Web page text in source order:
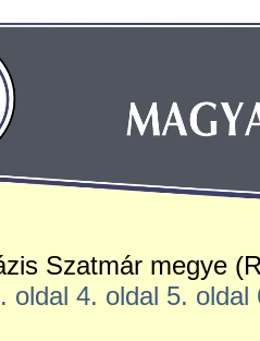
Szatmár megye
oldal 4. oldal 5. oldal